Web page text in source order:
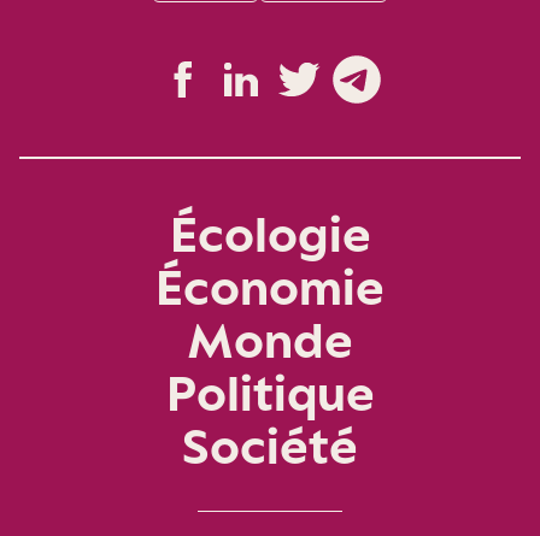
Écologie
Économie
Monde
Politique
Société